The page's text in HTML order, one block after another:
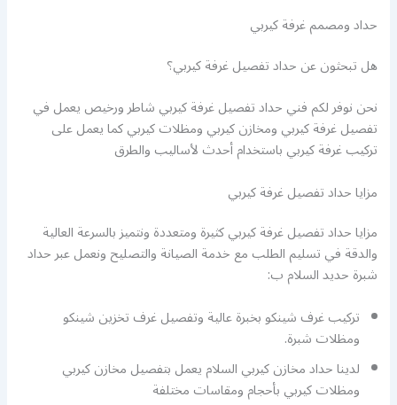
حداد ومصمم غرفة كيربي
هل تبحثون عن حداد تفصيل غرفة كيربي؟
نحن نوفر لكم فني حداد تفصيل غرفة كيربي شاطر ورخيص يعمل في
تفصيل غرفة كيربي ومخازن كيربي ومظلات كيربي كما يعمل على
تركيب غرفة كيربي باستخدام أحدث لأساليب والطرق
مزايا حداد تفصيل غرفة كيربي
مزايا حداد تفصيل غرفة كيربي كثيرة ومتعددة ونتميز بالسرعة العالية
والدقة في تسليم الطلب مع خدمة الصيانة والتصليح ونعمل عبر حداد
شبرة حديد السلام ب:
تركيب غرف شينكو بخبرة عالية وتفصيل غرف تخزين شينكو
ومظلات شبرة.
لدينا حداد مخازن كيربي السلام يعمل بتفصيل مخازن كيربي
ومظلات كيربي بأحجام ومقاسات مختلفة